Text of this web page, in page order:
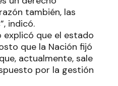
también, las
indicó.
explicó que el estado
que la Nación fijó
actualmente, sale
por la gestión